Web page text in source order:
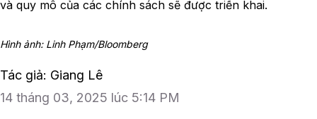
và quy mô của các chính sách sẽ được triển khai.
Hình ảnh: Linh Phạm/Bloomberg
Tác giả: Giang Lê
14 tháng 03, 2025 lúc 5:14 PM